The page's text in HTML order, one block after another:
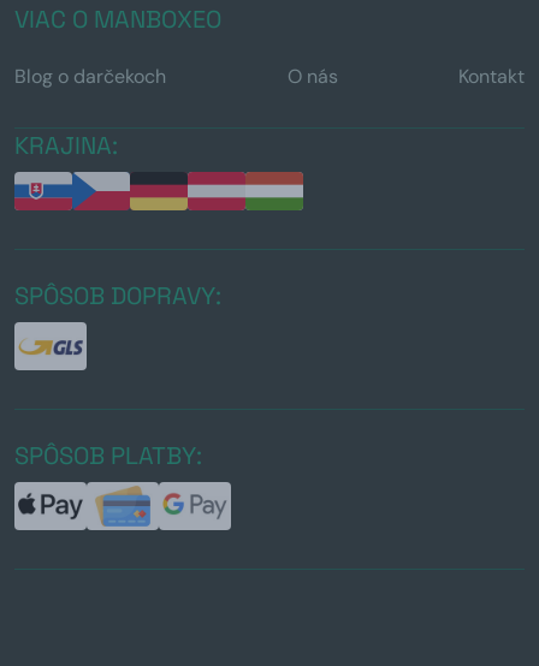
VIAC O MANBOXEO
Blog o darčekoch O nás Kontakt
KRAJINA:
SPÔSOB DOPRAVY:
SPÔSOB PLATBY: